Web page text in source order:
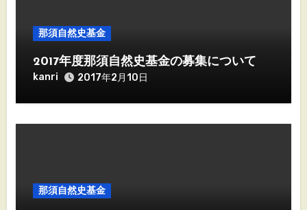
那須自然史基金
2017年度那須自然史基金の募集について
kanri 2017年2月10日
那須自然史基金